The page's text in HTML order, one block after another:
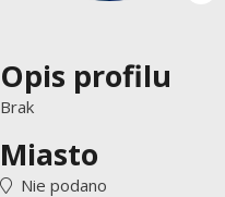
Opis profilu
Brak
Miasto
Nie podano